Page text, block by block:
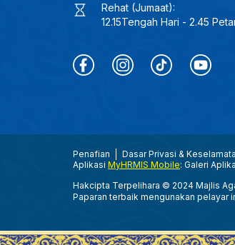
Rehat (Jumaat):
12.15Tengah Hari - 2.45
Penafian Dasar Privasi &
Aplikasi MyHRMIS Mobile: Galeri
Hakcipta Terpelihara © 2024 Majlis
Paparan terbaik mengunakan pelayar